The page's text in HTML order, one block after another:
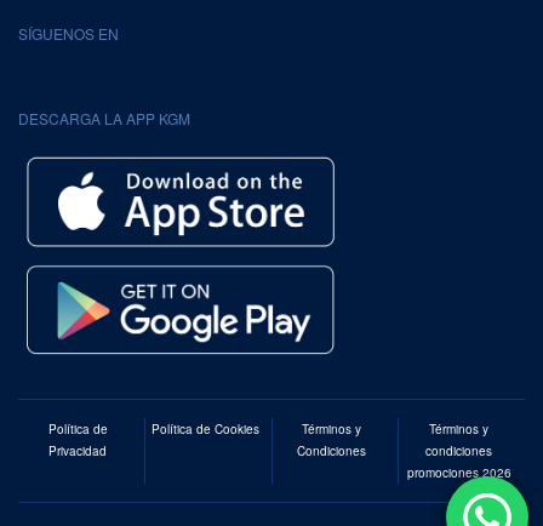
SÍGUENOS EN
DESCARGA LA APP KGM
Política de
Privacidad
Política de Cookies
Términos y
Condiciones
Términos y
condiciones
promociones 2026